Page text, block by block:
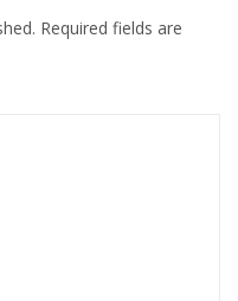
Required fields are